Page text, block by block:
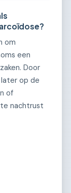
om
een
Door
op de
of
nachtrust